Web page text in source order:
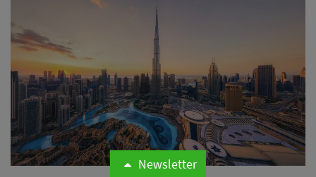
Newsletter